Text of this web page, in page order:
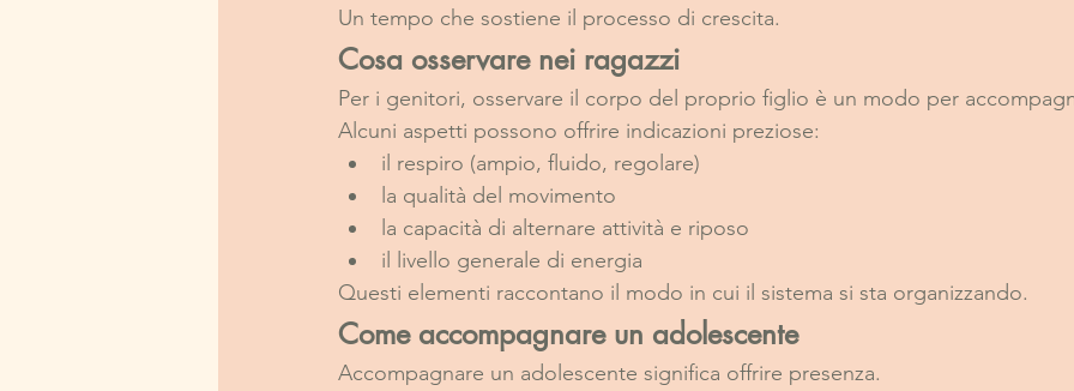
Un tempo che sostiene il processo di crescita.
Cosa osservare nei ragazzi
Per i genitori, osservare il corpo del proprio figlio è un modo per
Alcuni aspetti possono offrire indicazioni preziose:
il respiro (ampio, fluido, regolare)
la qualità del movimento
la capacità di alternare attività e riposo
il livello generale di energia
Questi elementi raccontano il modo in cui il sistema si sta organizzando.
Come accompagnare un adolescente
Accompagnare un adolescente significa offrire presenza.